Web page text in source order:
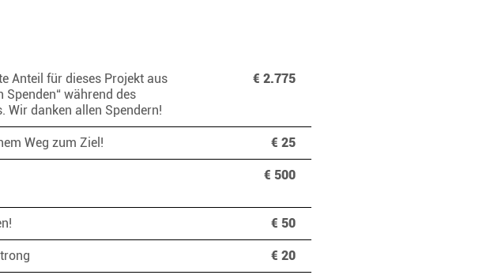
€ 2.775
Anteil für dieses Projekt aus
Spenden“ während des
Wir danken allen Spendern!
€ 25
Weg zum Ziel!
€ 500
€ 50
€ 20